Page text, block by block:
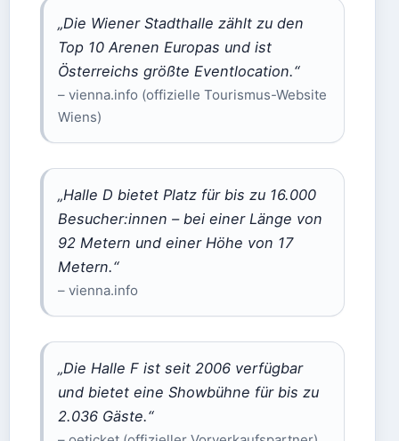
„Die Wiener Stadthalle zählt zu den
Top 10 Arenen Europas und ist
Österreichs größte Eventlocation.“
– vienna.info (offizielle Tourismus-Website
Wiens)
„Halle D bietet Platz für bis zu 16.000
Besucher:innen – bei einer Länge von
92 Metern und einer Höhe von 17
Metern.“
– vienna.info
„Die Halle F ist seit 2006 verfügbar
und bietet eine Showbühne für bis zu
2.036 Gäste.“